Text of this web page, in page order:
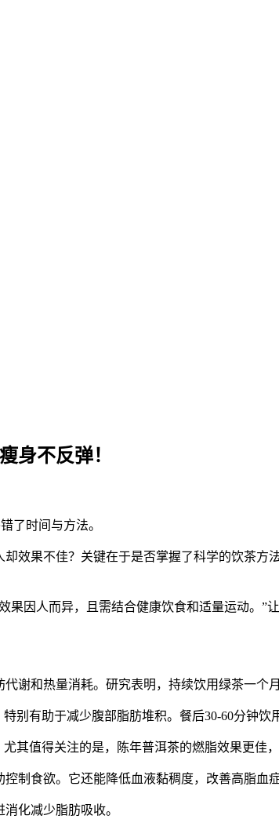
身不反弹！
了时间与方法。
效果不佳？关键在于是否掌握了科学的饮茶方
因人而异，且需结合健康饮食和适量运动。”
谢和热量消耗。研究表明，持续饮用绿茶一个
别有助于减少腹部脂肪堆积。餐后30-60分钟饮
其值得关注的是，陈年普洱茶的燃脂效果更佳
制食欲。它还能降低血液黏稠度，改善高脂血症
化减少脂肪吸收。